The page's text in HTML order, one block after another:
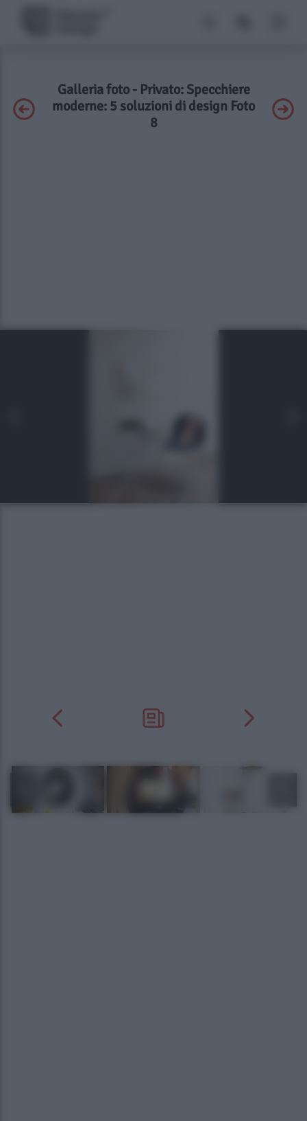
Galleria foto - Privato: Specchiere
moderne: 5 soluzioni di design Foto
8